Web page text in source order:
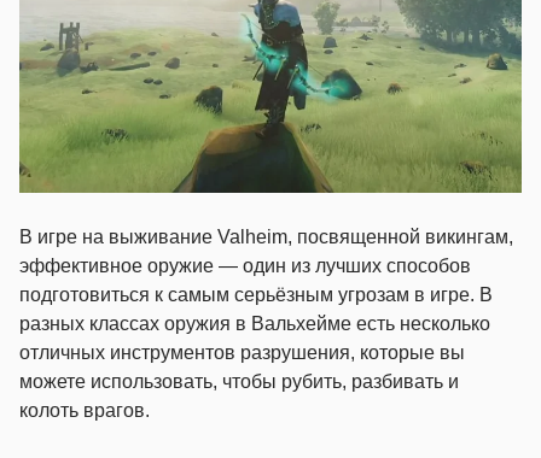
В игре на выживание Valheim, посвященной викингам,
эффективное оружие — один из лучших способов
подготовиться к самым серьёзным угрозам в игре. В
разных классах оружия в Вальхейме есть несколько
отличных инструментов разрушения, которые вы
можете использовать, чтобы рубить, разбивать и
колоть врагов.